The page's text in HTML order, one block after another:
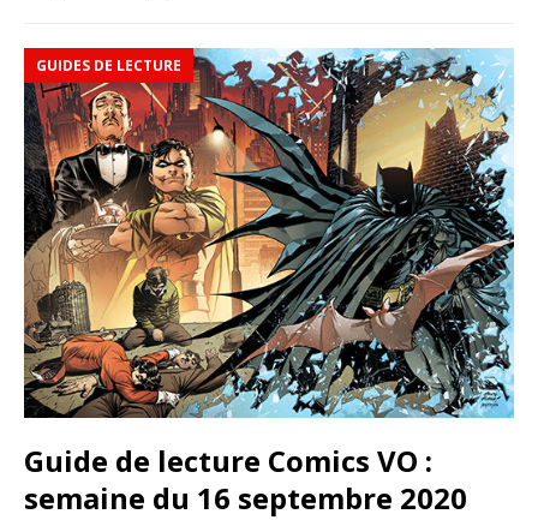
GUIDES DE LECTURE
Guide de lecture Comics VO :
semaine du 16 septembre 2020